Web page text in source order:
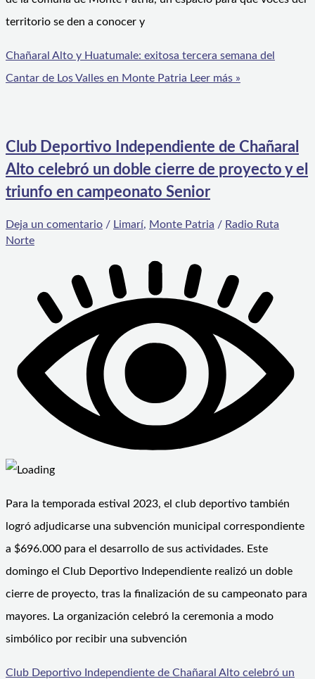
territorio se den a conocer y
Chañaral Alto y Huatumale: exitosa tercera semana del
Cantar de Los Valles en Monte Patria Leer más »
Club Deportivo Independiente de Chañaral
Alto celebró un doble cierre de proyecto y el
triunfo en campeonato Senior
Deja un comentario / Limarí, Monte Patria / Radio Ruta
Norte
Para la temporada estival 2023, el club deportivo también
logró adjudicarse una subvención municipal correspondiente
a $696.000 para el desarrollo de sus actividades. Este
domingo el Club Deportivo Independiente realizó un doble
cierre de proyecto, tras la finalización de su campeonato para
mayores. La organización celebró la ceremonia a modo
simbólico por recibir una subvención
Club Deportivo Independiente de Chañaral Alto celebró un